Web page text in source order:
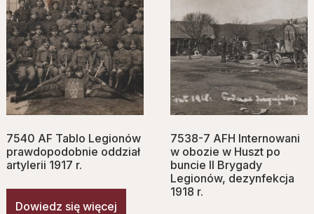
7540 AF Tablo Legionów
prawdopodobnie oddział
artylerii 1917 r.
Dowiedz się więcej
7538-7 AFH Internowani
w obozie w Huszt po
buncie II Brygady
Legionów, dezynfekcja
1918 r.